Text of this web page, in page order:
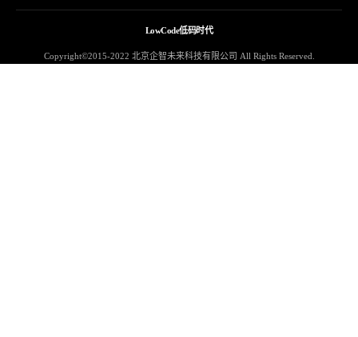
Copyright©2015-2022 北京企智未来科技有限公司 All Rights Reserved.
LowCode低码时代